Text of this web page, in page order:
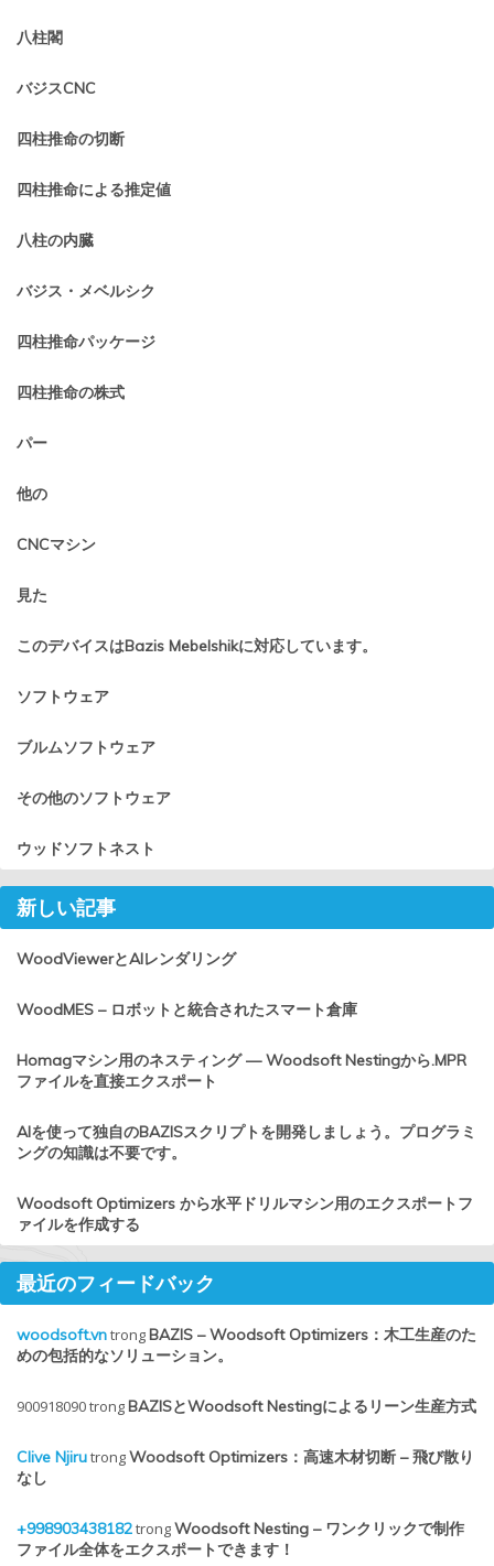
八柱閣
バジスCNC
四柱推命の切断
四柱推命による推定値
八柱の内臓
バジス・メベルシク
四柱推命パッケージ
四柱推命の株式
パー
他の
CNCマシン
見た
このデバイスはBazis Mebelshikに対応しています。
ソフトウェア
ブルムソフトウェア
その他のソフトウェア
ウッドソフトネスト
新しい記事
WoodViewerとAIレンダリング
WoodMES – ロボットと統合されたスマート倉庫
Homagマシン用のネスティング — Woodsoft Nestingから.MPR
ファイルを直接エクスポート
AIを使って独自のBAZISスクリプトを開発しましょう。プログラミ
ングの知識は不要です。
Woodsoft Optimizers から水平ドリルマシン用のエクスポートフ
ァイルを作成する
最近のフィードバック
woodsoft.vntrongBAZIS – Woodsoft Optimizers：木工生産のた
めの包括的なソリューション。
900918090trongBAZISとWoodsoft Nestingによるリーン生産方式
Clive NjirutrongWoodsoft Optimizers：高速木材切断 – 飛び散り
なし
+998903438182trongWoodsoft Nesting – ワンクリックで制作
ファイル全体をエクスポートできます！